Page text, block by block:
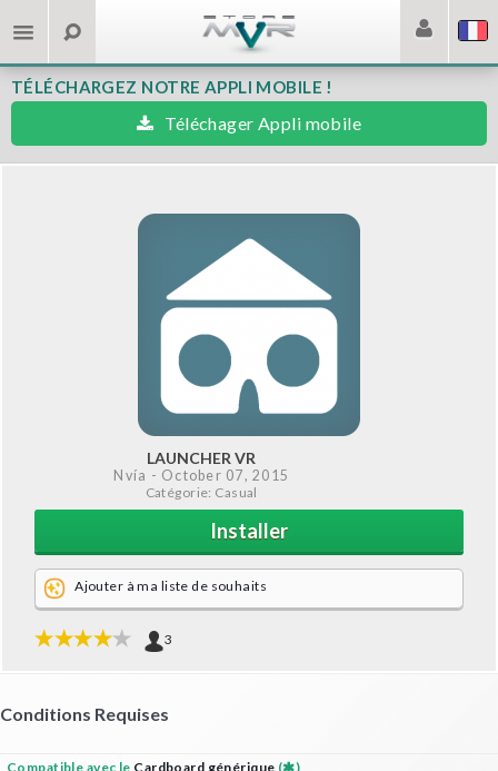
TÉLÉCHARGEZ NOTRE APPLI MOBILE !
Téléchager Appli mobile
LAUNCHER VR
Nvía - October 07, 2015
Catégorie: Casual
Installer
Ajouter à ma liste de souhaits
3
Conditions Requises
Compatible avec le Cardboard générique (
)